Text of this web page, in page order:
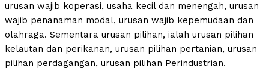
urusan wajib koperasi, usaha kecil dan menengah, urusan
wajib penanaman modal, urusan wajib kepemudaan dan
olahraga. Sementara urusan pilihan, ialah urusan pilihan
kelautan dan perikanan, urusan pilihan pertanian, urusan
pilihan perdagangan, urusan pilihan Perindustrian.